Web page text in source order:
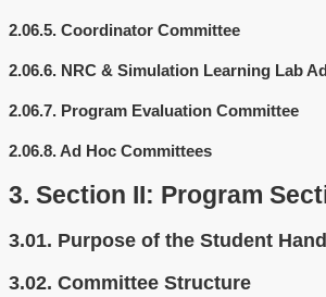
2.06.5. Coordinator Committee
2.06.6. NRC & Simulation Learning Lab
2.06.7. Program Evaluation Committee
2.06.8.Ad Hoc Committees
3. Section II: Program
3.01. Purpose of the Student
3.02. Committee Structure